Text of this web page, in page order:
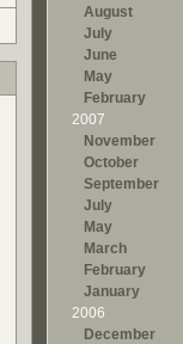
August
July
June
May
February
2007
November
October
September
July
May
March
February
January
2006
December